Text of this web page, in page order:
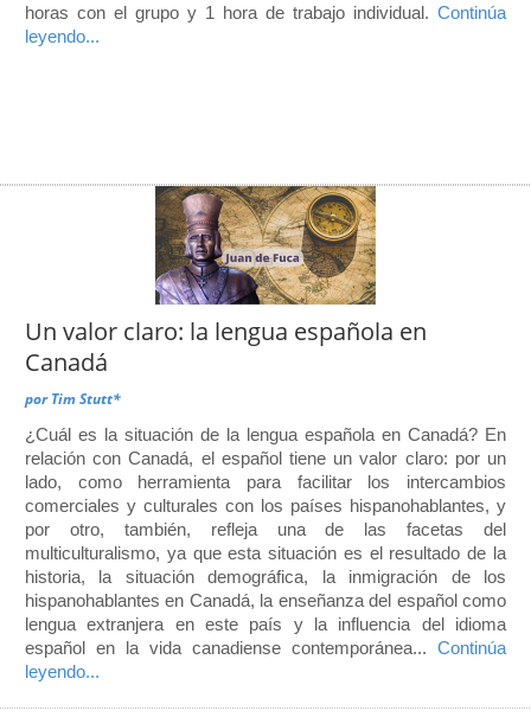
horas con el grupo y 1 hora de trabajo individual. Continúa
leyendo...
Un valor claro: la lengua española en
Canadá
porTim Stutt*
¿Cuál es la situación de la lengua española en Canadá? En
relación con Canadá, el español tiene un valor claro: por un
lado, como herramienta para facilitar los intercambios
comerciales y culturales con los países hispanohablantes, y
por otro, también, refleja una de las facetas del
multiculturalismo, ya que esta situación es el resultado de la
historia, la situación demográfica, la inmigración de los
hispanohablantes en Canadá, la enseñanza del español como
lengua extranjera en este país y la influencia del idioma
español en la vida canadiense contemporánea... Continúa
leyendo...